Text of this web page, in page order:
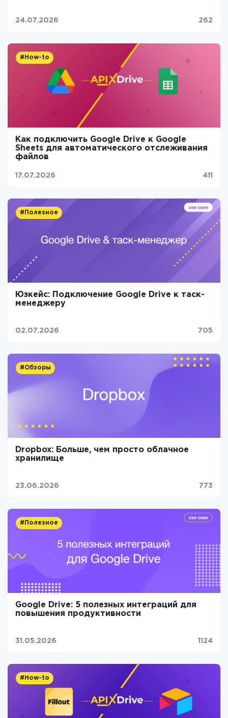
24.07.2026 262
#How-to
Как подключить Google Drive к Google
Sheets для автоматического отслеживания
файлов
17.07.2026 411
#Полезное
Юзкейс: Подключение Google Drive к таск-
менеджеру
02.07.2026 705
#Обзоры
Dropbox: Больше, чем просто облачное
хранилище
23.06.2026 773
#Полезное
Google Drive: 5 полезных интеграций для
повышения продуктивности
31.05.2026 1124
#How-to